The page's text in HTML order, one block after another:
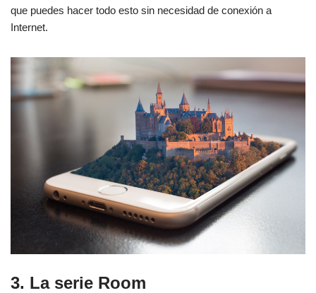
que puedes hacer todo esto sin necesidad de conexión a
Internet.
3. La serie Room